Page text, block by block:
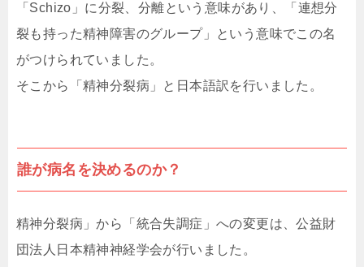
「Schizo」に分裂、分離という意味があり、「連想分
裂も持った精神障害のグループ」という意味でこの名
がつけられていました。
そこから「精神分裂病」と日本語訳を行いました。
誰が病名を決めるのか？
精神分裂病」から「統合失調症」への変更は、公益財
団法人日本精神神経学会が行いました。